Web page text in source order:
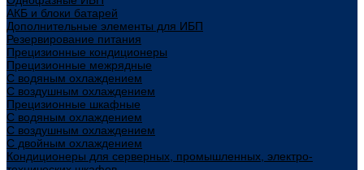
АКБ и блоки батарей
Дополнительные элементы для ИБП
Резервирование питания
Прецизионные кондиционеры
Прецизионные межрядные
С водяным охлаждением
С воздушным охлаждением
Прецизионные шкафные
С водяным охлаждением
С воздушным охлаждением
С двойным охлаждением
Кондиционеры для серверных, промышленных, электро-